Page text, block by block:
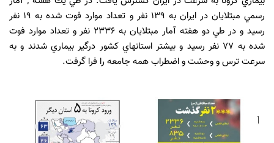
رسمي مبتلايان در ايران به 139 نفر و تعداد موارد فوت شده به 19 نفر
رسيد و در طي دو هفته آمار مبتلايان به 2336 نفر و تعداد موارد فوت
شده به 77 نفر رسيد و بيشتر استانهاي كشور درگير بيماري شدند و به
سرعت ترس و وحشت و اضطراب همه جامعه را فرا گرفت.